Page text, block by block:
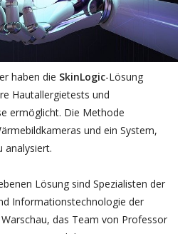
haben die SkinLogic-Lösung
Hautallergietests und
ermöglicht. Die Methode
und ein System,
analysiert.
Lösung sind Spezialisten der
Informationstechnologie der
das Team von Professor